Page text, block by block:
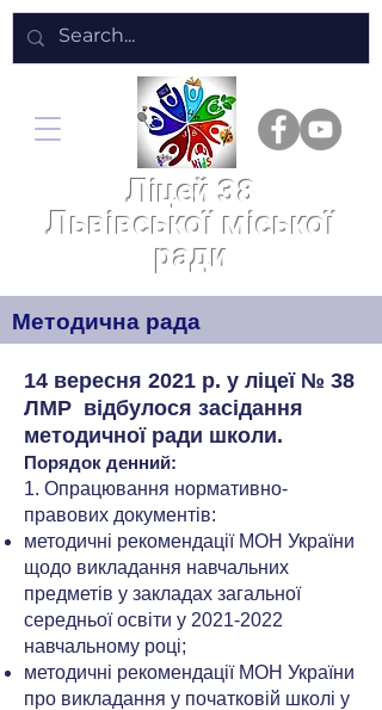
Ліцей 38
Львівської міської
ради
Методична рада
14 вересня 2021 р. у ліцеї № 38
ЛМР відбулося засідання
методичної ради школи.
Порядок денний:
1. Опрацювання нормативно-
правових документів:
методичні рекомендації МОН України
щодо викладання навчальних
предметів у закладах загальної
середньої освіти у 2021-2022
навчальному році;
методичні рекомендації МОН України
про викладання у початковій школі у